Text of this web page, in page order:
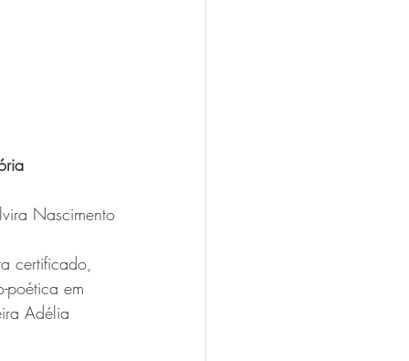
Nascimento
certificado,
poética em
Adélia